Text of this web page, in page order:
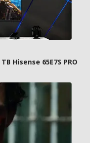
Hisense 65E7S PRO